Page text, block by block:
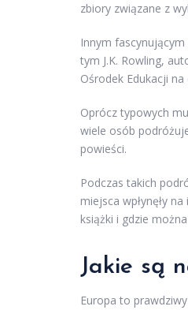
zbiory związane z
Innym
tym J.K. Rowling,
Ośrodek Edukacji
Oprócz typowych
wiele osób
powieści.
Podczas takich
miejsca wpłynęły
książki i gdzie
Jakie są
Europa to